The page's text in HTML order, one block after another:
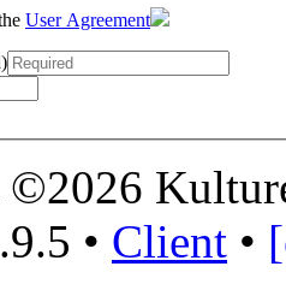
User Agreement
©2026
• Client •